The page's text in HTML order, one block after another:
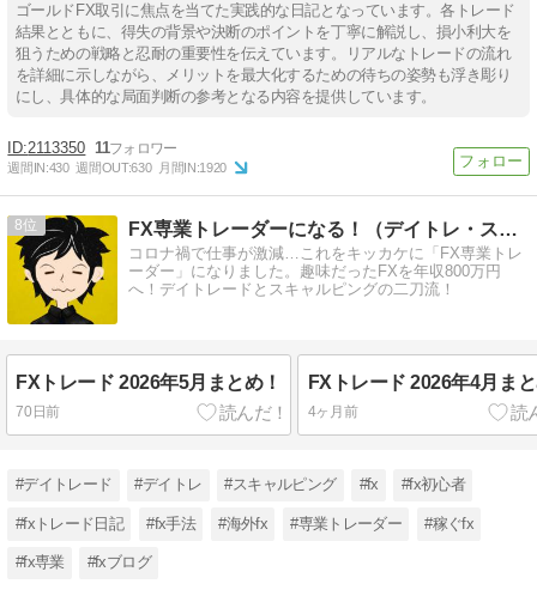
ゴールドFX取引に焦点を当てた実践的な日記となっています。各トレード
結果とともに、得失の背景や決断のポイントを丁寧に解説し、損小利大を
狙うための戦略と忍耐の重要性を伝えています。リアルなトレードの流れ
を詳細に示しながら、メリットを最大化するための待ちの姿勢も浮き彫り
にし、具体的な局面判断の参考となる内容を提供しています。
2113350 11
週間IN:430 週間OUT:630 月間IN:1920
8 FX専業トレーダーになる！（デイトレ・スキャルの二刀流）
コロナ禍で仕事が激減…これをキッカケに「FX専業トレ
ーダー」になりました。趣味だったFXを年収800万円
へ！デイトレードとスキャルピングの二刀流！
FXトレード 2026年5月まとめ！
70日前
FXトレード 2026年4月ま
4ヶ月前
#デイトレード #デイトレ #スキャルピング #fx #fx初心者
#fxトレード日記 #fx手法 #海外fx #専業トレーダー #稼ぐfx
#fx専業 #fxブログ